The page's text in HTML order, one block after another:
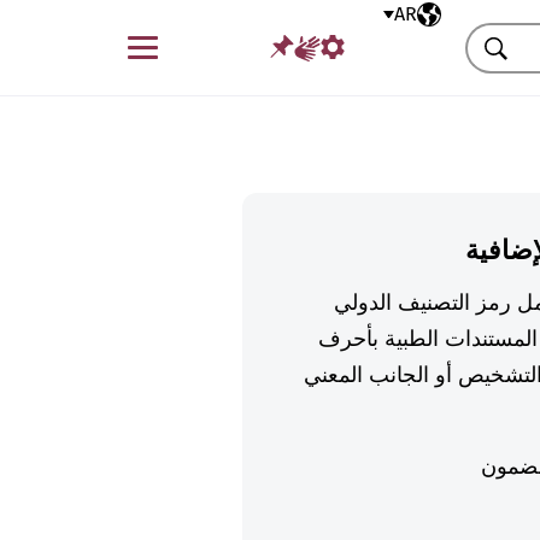
اللغة المختارةAR
قائمة
بحث
رمز التصنيف الدولي
الطبية بأحرف
أو الجانب المعني